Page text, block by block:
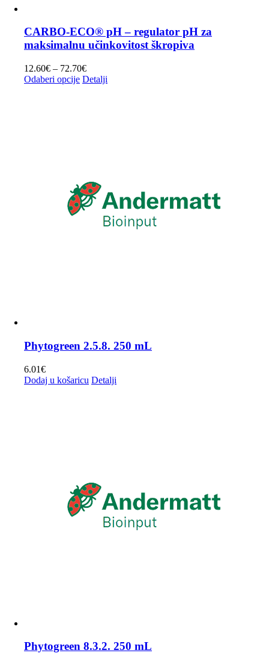
CARBO-ECO® pH – regulator pH za
maksimalnu učinkovitost škropiva
12.60€ – 72.70€Raspon
cijena:
Odaberi opcije Ovaj
stranici
proizvoda
Detalji
Phytogreen 2.5.8. 250 mL
6.01€
Dodaj u košaricu Detalji
Phytogreen 8.3.2. 250 mL